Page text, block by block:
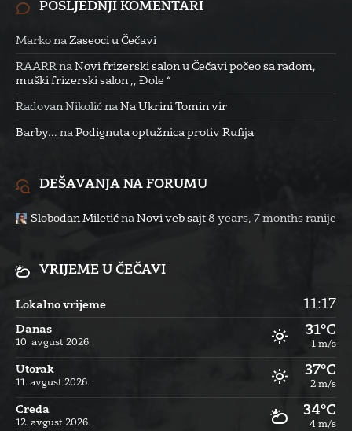
POSLJEDNJI KOMENTARI
Marko na Zaseoci u Čečavi
RAARR na Novi frizerski salon u Čečavi počeo sa radom,
muški frizerski salon ,, Đole “
Radovan Nikolić na Na Ukrini Tomin vir
Barby... na Podignuta optužnica protiv Rufija
DEŠAVANJA NA FORUMU
Slobodan Miletić na Novi veb sajt 8 years, 7 months ranije
VRIJEME U ČEČAVI
Lokalno vrijeme 11:17
Danas
10. avgust 2026.
31°C
1 m/s
Utorak
11. avgust 2026.
37°C
2 m/s
Creda
12. avgust 2026.
34°C
4 m/s